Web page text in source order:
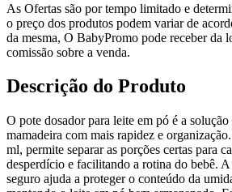
As Ofertas são por tempo limitado e
o preço dos produtos podem variar de
da mesma, O BabyPromo pode receber da
comissão sobre a venda.
Descrição do Produto
O pote dosador para leite em pó é a
mamadeira com mais rapidez e
ml, permite separar as porções certas para
desperdício e facilitando a rotina do bebê.
seguro ajuda a proteger o conteúdo da